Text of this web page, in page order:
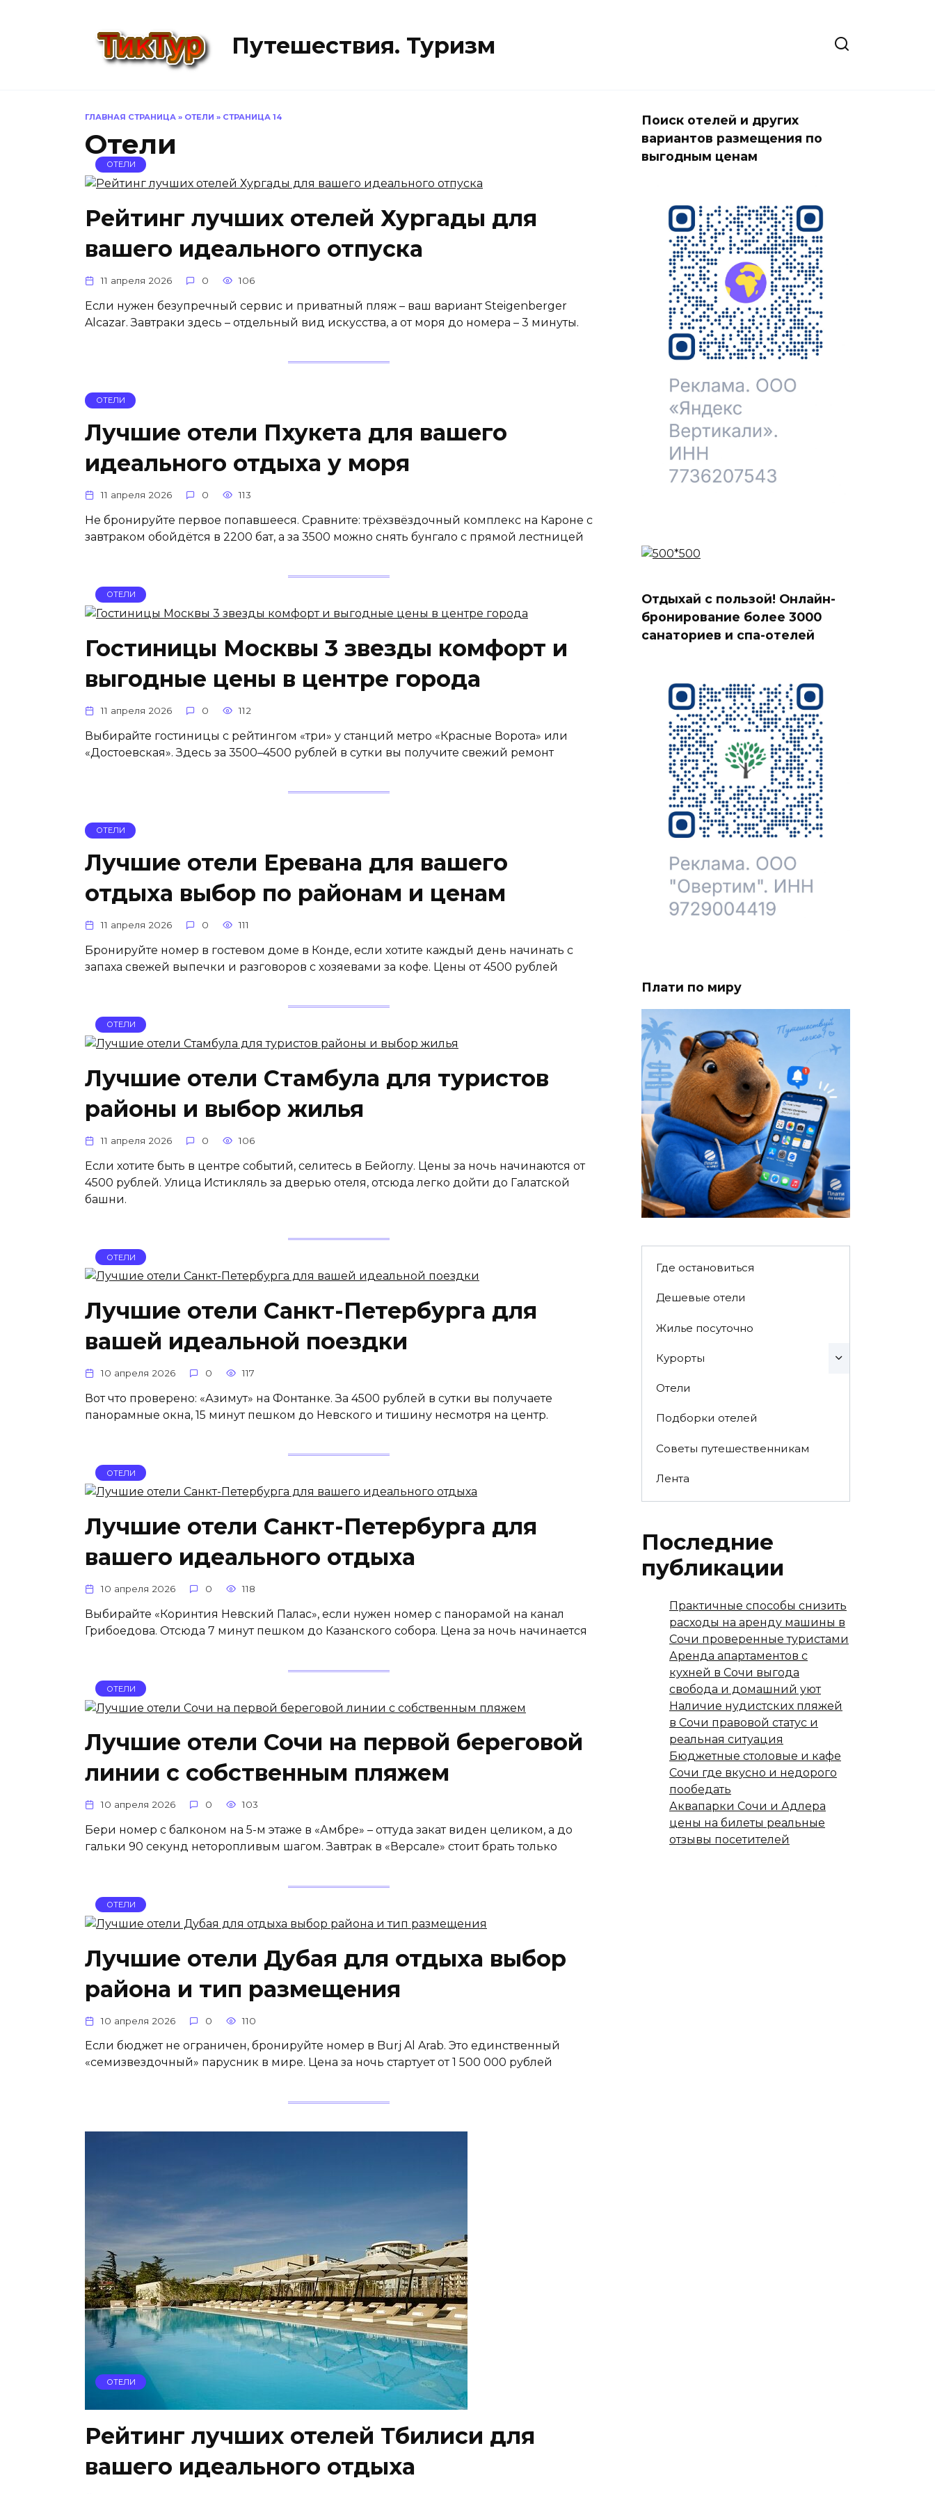
Путешествия. Туризм
ГЛАВНАЯ СТРАНИЦА » ОТЕЛИ » СТРАНИЦА 14
Отели
ОТЕЛИ
Рейтинг лучших отелей Хургады для
вашего идеального отпуска
11 апреля 2026 0 106
Если нужен безупречный сервис и приватный пляж – ваш вариант Steigenberger
Alcazar. Завтраки здесь – отдельный вид искусства, а от моря до номера – 3 минуты.
ОТЕЛИ
Лучшие отели Пхукета для вашего
идеального отдыха у моря
11 апреля 2026 0 113
Не бронируйте первое попавшееся. Сравните: трёхзвёздочный комплекс на Кароне с
завтраком обойдётся в 2200 бат, а за 3500 можно снять бунгало с прямой лестницей
ОТЕЛИ
Гостиницы Москвы 3 звезды комфорт и
выгодные цены в центре города
11 апреля 2026 0 112
Выбирайте гостиницы с рейтингом «три» у станций метро «Красные Ворота» или
«Достоевская». Здесь за 3500–4500 рублей в сутки вы получите свежий ремонт
ОТЕЛИ
Лучшие отели Еревана для вашего
отдыха выбор по районам и ценам
11 апреля 2026 0 111
Бронируйте номер в гостевом доме в Конде, если хотите каждый день начинать с
запаха свежей выпечки и разговоров с хозяевами за кофе. Цены от 4500 рублей
ОТЕЛИ
Лучшие отели Стамбула для туристов
районы и выбор жилья
11 апреля 2026 0 106
Если хотите быть в центре событий, селитесь в Бейоглу. Цены за ночь начинаются от
4500 рублей. Улица Истикляль за дверью отеля, отсюда легко дойти до Галатской
башни.
ОТЕЛИ
Лучшие отели Санкт-Петербурга для
вашей идеальной поездки
10 апреля 2026 0 117
Вот что проверено: «Азимут» на Фонтанке. За 4500 рублей в сутки вы получаете
панорамные окна, 15 минут пешком до Невского и тишину несмотря на центр.
ОТЕЛИ
Лучшие отели Санкт-Петербурга для
вашего идеального отдыха
10 апреля 2026 0 118
Выбирайте «Коринтия Невский Палас», если нужен номер с панорамой на канал
Грибоедова. Отсюда 7 минут пешком до Казанского собора. Цена за ночь начинается
ОТЕЛИ
Лучшие отели Сочи на первой береговой
линии с собственным пляжем
10 апреля 2026 0 103
Бери номер с балконом на 5-м этаже в «Амбре» – оттуда закат виден целиком, а до
гальки 90 секунд неторопливым шагом. Завтрак в «Версале» стоит брать только
ОТЕЛИ
Лучшие отели Дубая для отдыха выбор
района и тип размещения
10 апреля 2026 0 110
Если бюджет не ограничен, бронируйте номер в Burj Al Arab. Это единственный
«семизвездочный» парусник в мире. Цена за ночь стартует от 1 500 000 рублей
ОТЕЛИ
Рейтинг лучших отелей Тбилиси для
вашего идеального отдыха
Поиск отелей и других
вариантов размещения по
выгодным ценам
Отдыхай с пользой! Онлайн-
бронирование более 3000
санаториев и спа-отелей
Плати по миру
Где остановиться
Дешевые отели
Жилье посуточно
Курорты
Отели
Подборки отелей
Советы путешественникам
Лента
Последние
публикации
Практичные способы снизить
расходы на аренду машины в
Сочи проверенные туристами
Аренда апартаментов с
кухней в Сочи выгода
свобода и домашний уют
Наличие нудистских пляжей
в Сочи правовой статус и
реальная ситуация
Бюджетные столовые и кафе
Сочи где вкусно и недорого
пообедать
Аквапарки Сочи и Адлера
цены на билеты реальные
отзывы посетителей